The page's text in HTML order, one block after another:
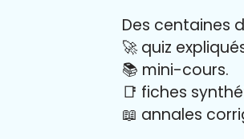
Des centaines
🚀 quiz
📚 mini-cours.
📑 fiches
📖 annales